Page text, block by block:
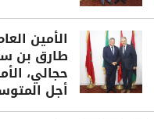
الأمين
طارق بن
حجالي،
أجل